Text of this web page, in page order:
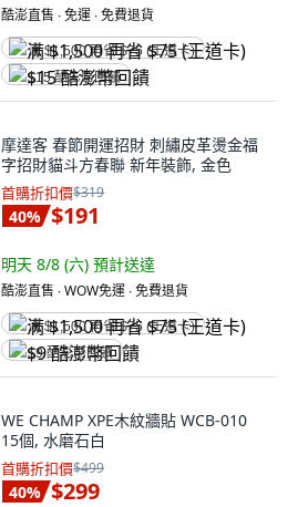
酷澎直售 ∙ 免運 ∙ 免費退貨
满 $1,500 再省 $75 (王道卡)
$15 酷澎幣回饋
摩達客 春節開運招財 刺繡皮革燙金福
字招財貓斗方春聯 新年裝飾, 金色
首購折扣價$319
40% $191
明天 8/8 (六) 預計送達
酷澎直售 ∙ WOW免運 ∙ 免費退貨
满 $1,500 再省 $75 (王道卡)
$9 酷澎幣回饋
WE CHAMP XPE木紋牆貼 WCB-010
15個, 水磨石白
首購折扣價$499
40% $299